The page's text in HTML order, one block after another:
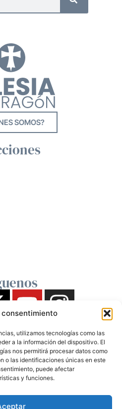
utilizamos tecnologías como las
a la información del dispositivo. El
nos permitirá procesar datos como
o las identificaciones únicas en este
puede afectar
y funciones.
SOMOS?